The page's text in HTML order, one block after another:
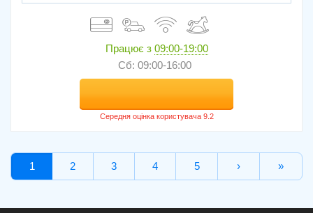
Працює з 09:00-19:00
Сб: 09:00-16:00
1 2 3 4 5 › »